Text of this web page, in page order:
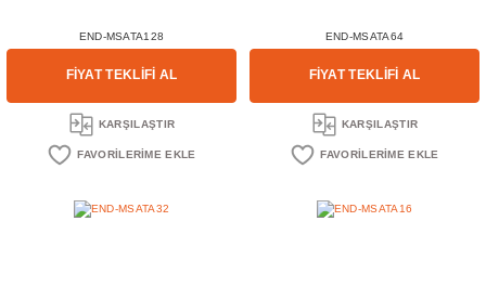
END-MSATA128
FİYAT TEKLİFİ AL
KARŞILAŞTIR
END-MSATA64
FİYAT TEKLİFİ AL
KARŞILAŞTIR